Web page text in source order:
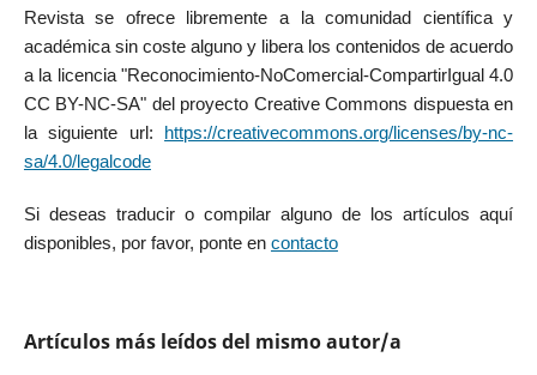
Revista se ofrece libremente a la comunidad científica y
académica sin coste alguno y libera los contenidos de acuerdo
a la licencia "Reconocimiento-NoComercial-CompartirIgual 4.0
CC BY-NC-SA" del proyecto Creative Commons dispuesta en
la siguiente url:
https://creativecommons.org/licenses/by-nc-
sa/4.0/legalcode
Si deseas traducir o compilar alguno de los artículos aquí
disponibles, por favor, ponte en contacto
Artículos más leídos del mismo autor/a